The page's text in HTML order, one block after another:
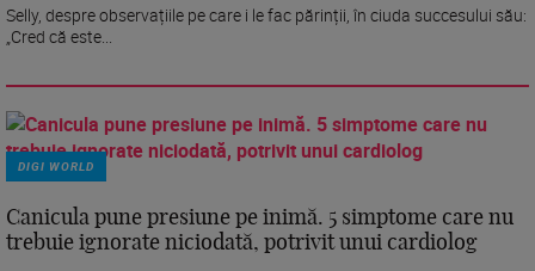
Selly, despre observațiile pe care i le fac părinții, în ciuda succesului său:
„Cred că este...
DIGI WORLD
Canicula pune presiune pe inimă. 5 simptome care nu
trebuie ignorate niciodată, potrivit unui cardiolog